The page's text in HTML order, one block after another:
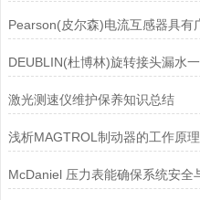
激光测速仪维护保养知识总结
浅析MAGTROL制动器的工作原理